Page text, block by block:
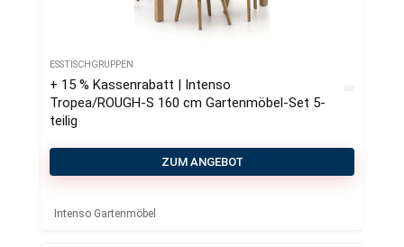
ESSTISCHGRUPPEN
+ 15 % Kassenrabatt | Intenso
Tropea/ROUGH-S 160 cm Gartenmöbel-Set 5-
teilig
ZUM ANGEBOT
Intenso Gartenmöbel